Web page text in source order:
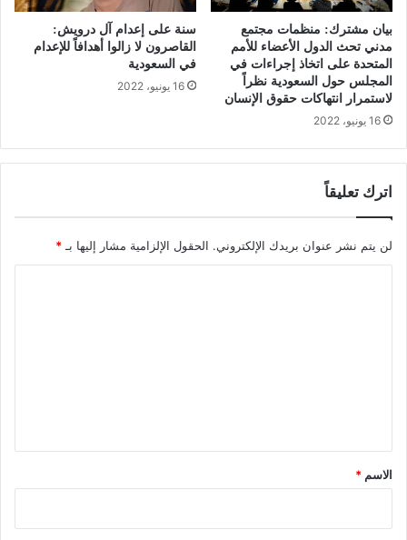
بيان مشترك: منظمات مجتمع
مدني تحث الدول الأعضاء للأمم
المتحدة على اتخاذ إجراءات في
المجلس حول السعودية نظراً
لاستمرار انتهاكات حقوق الإنسان
16 يونيو، 2022
سنة على إعدام آل درويش:
القاصرون لا زالوا أهدافاً للإعدام
في السعودية
16 يونيو، 2022
اترك تعليقاً
لن يتم نشر عنوان بريدك الإلكتروني. الحقول الإلزامية مشار إليها بـ *
*
الاسم *